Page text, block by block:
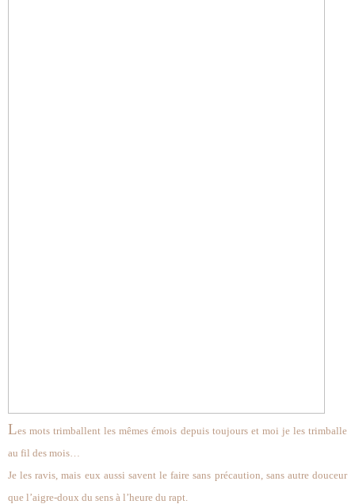
Les mots trimballent les mêmes émois depuis toujours et moi je les trimballe
au fil des mois…
Je les ravis, mais eux aussi savent le faire sans précaution, sans autre douceur
que l’aigre-doux du sens à l’heure du rapt.